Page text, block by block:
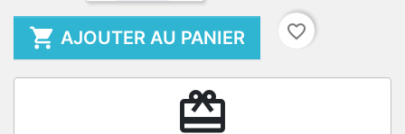
 AJOUTER AU PANIER favorite_border
redeem